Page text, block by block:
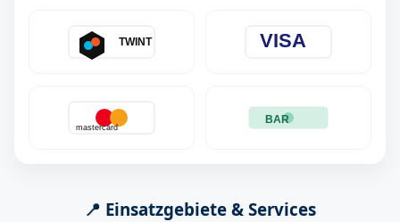
TWINT VISA
mastercard
BAR
📍 Einsatzgebiete & Services